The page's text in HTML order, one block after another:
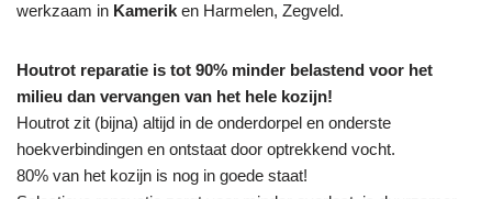
werkzaam in Kamerik en Harmelen, Zegveld.
Houtrot reparatie is tot 90% minder belastend voor het
milieu dan vervangen van het hele kozijn!
Houtrot zit (bijna) altijd in de onderdorpel en onderste
hoekverbindingen en ontstaat door optrekkend vocht.
80% van het kozijn is nog in goede staat!